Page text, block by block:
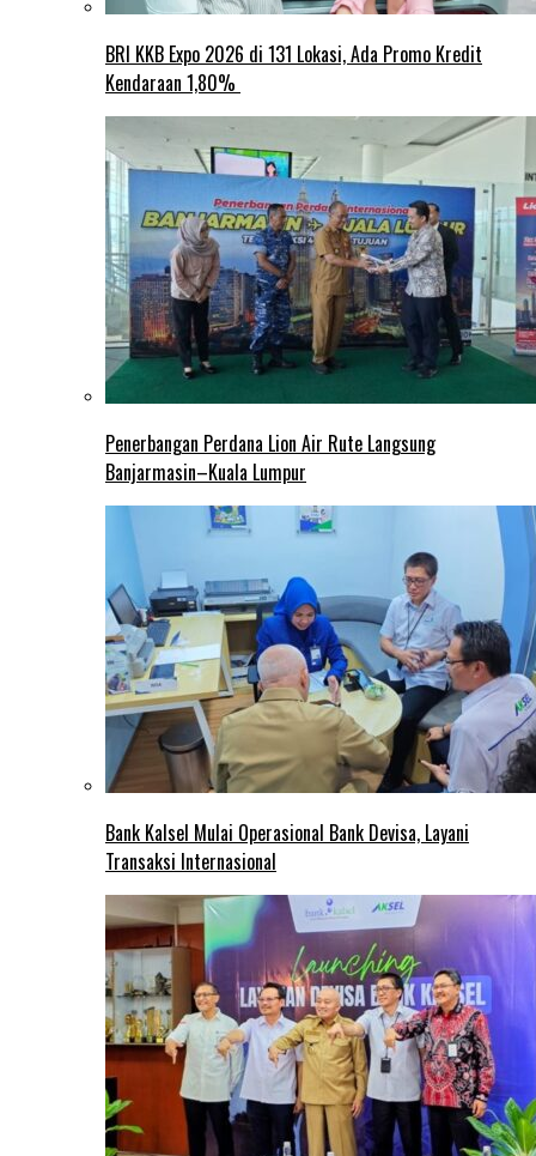
BRI KKB Expo 2026 di 131 Lokasi, Ada Promo Kredit
Kendaraan 1,80%
Penerbangan Perdana Lion Air Rute Langsung
Banjarmasin–Kuala Lumpur
Bank Kalsel Mulai Operasional Bank Devisa, Layani
Transaksi Internasional